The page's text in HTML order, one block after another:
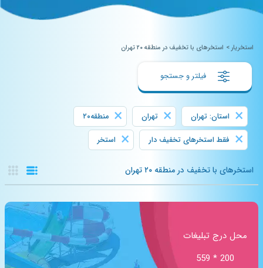
استخریار> استخرهای با تخفیف در منطقه ۲۰ تهران
× استان: تهران × تهران × منطقه۲۰
× فقط استخرهای تخفیف دار × استخر
استخرهای با تخفیف در منطقه ۲۰ تهران
محل درج تبلیغات
200 * 559